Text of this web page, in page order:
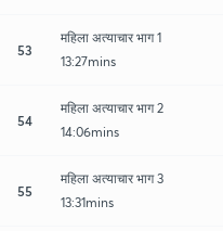
53
महिला अत्याचार भाग 1
13:27mins
54
महिला अत्याचार भाग 2
14:06mins
55
महिला अत्याचार भाग 3
13:31mins